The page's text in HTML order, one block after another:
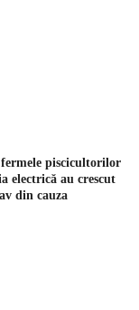
piscicultorilor
electrică au crescut
din cauza